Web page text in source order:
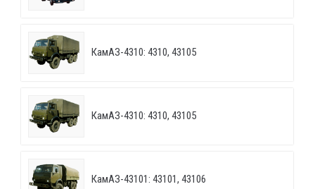
КамАЗ-4310: 4310, 43105
КамАЗ-4310: 4310, 43105
КамАЗ-43101: 43101, 43106